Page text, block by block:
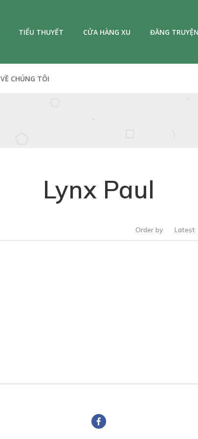
TIỂU THUYẾT CỬA HÀNG XU ĐĂNG TRUYỆN
VỀ CHÚNG TÔI
Lynx Paul
Order by Latest